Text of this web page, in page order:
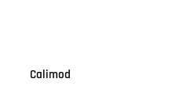
Calimod